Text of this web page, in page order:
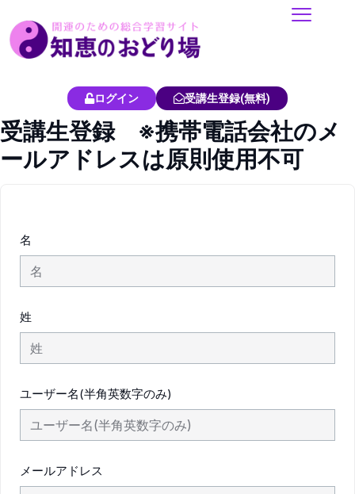
容
ッ
プ
ログイン 受講生登録(無料)
受講生登録 ※携帯電話会社のメ
ールアドレスは原則使用不可
名
姓
ユーザー名(半角英数字のみ)
メールアドレス